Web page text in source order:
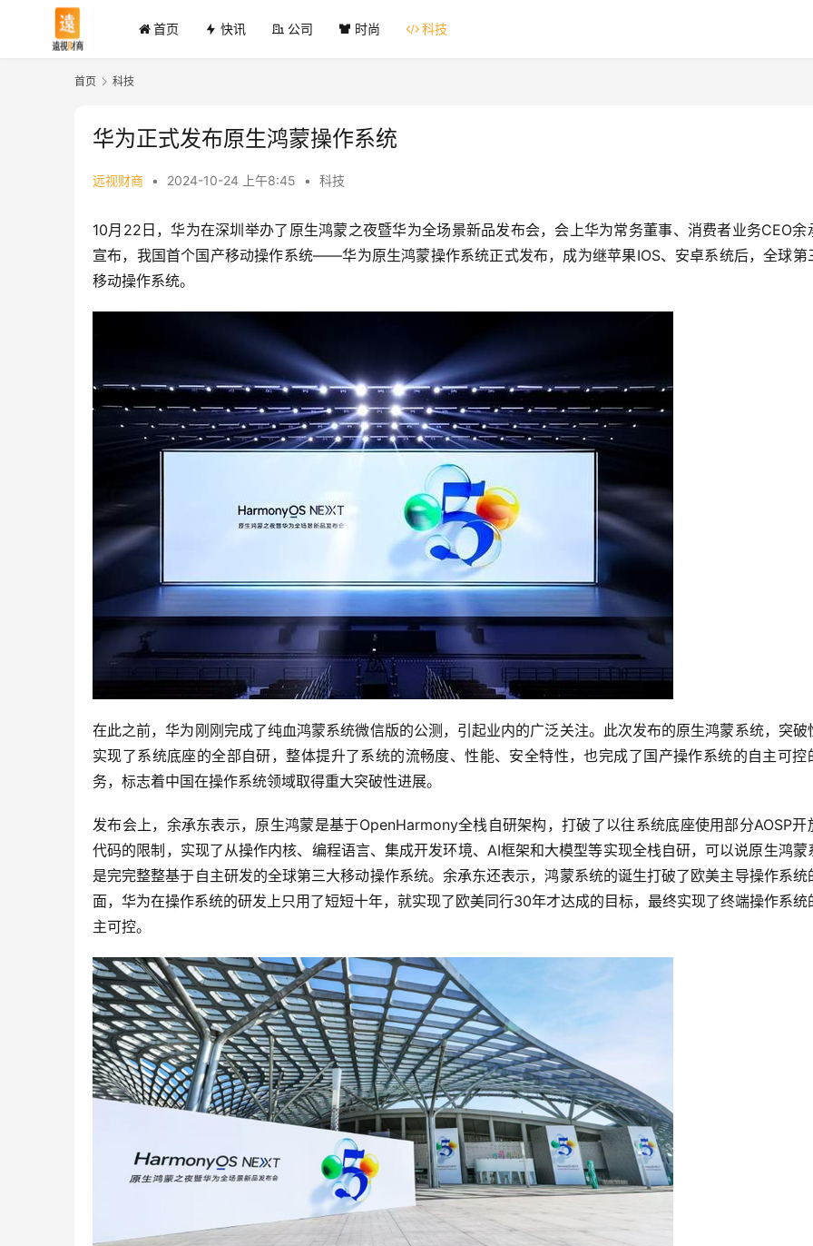
首页 快讯 公司 时尚 科技
首页 科技
华为正式发布原生鸿蒙操作系统
远视财商 • 2024-10-24 上午8:45 • 科技
10月22日，华为在深圳举办了原生鸿蒙之夜暨华为全场景新品发布会，会上华为常务董事、消费者业务CEO余
宣布，我国首个国产移动操作系统——华为原生鸿蒙操作系统正式发布，成为继苹果IOS、安卓系统后，全球第
移动操作系统。
在此之前，华为刚刚完成了纯血鸿蒙系统微信版的公测，引起业内的广泛关注。此次发布的原生鸿蒙系统，突破
实现了系统底座的全部自研，整体提升了系统的流畅度、性能、安全特性，也完成了国产操作系统的自主可控
务，标志着中国在操作系统领域取得重大突破性进展。
发布会上，余承东表示，原生鸿蒙是基于OpenHarmony全栈自研架构，打破了以往系统底座使用部分AOSP开
代码的限制，实现了从操作内核、编程语言、集成开发环境、AI框架和大模型等实现全栈自研，可以说原生鸿蒙
是完完整整基于自主研发的全球第三大移动操作系统。余承东还表示，鸿蒙系统的诞生打破了欧美主导操作系统
面，华为在操作系统的研发上只用了短短十年，就实现了欧美同行30年才达成的目标，最终实现了终端操作系统
主可控。